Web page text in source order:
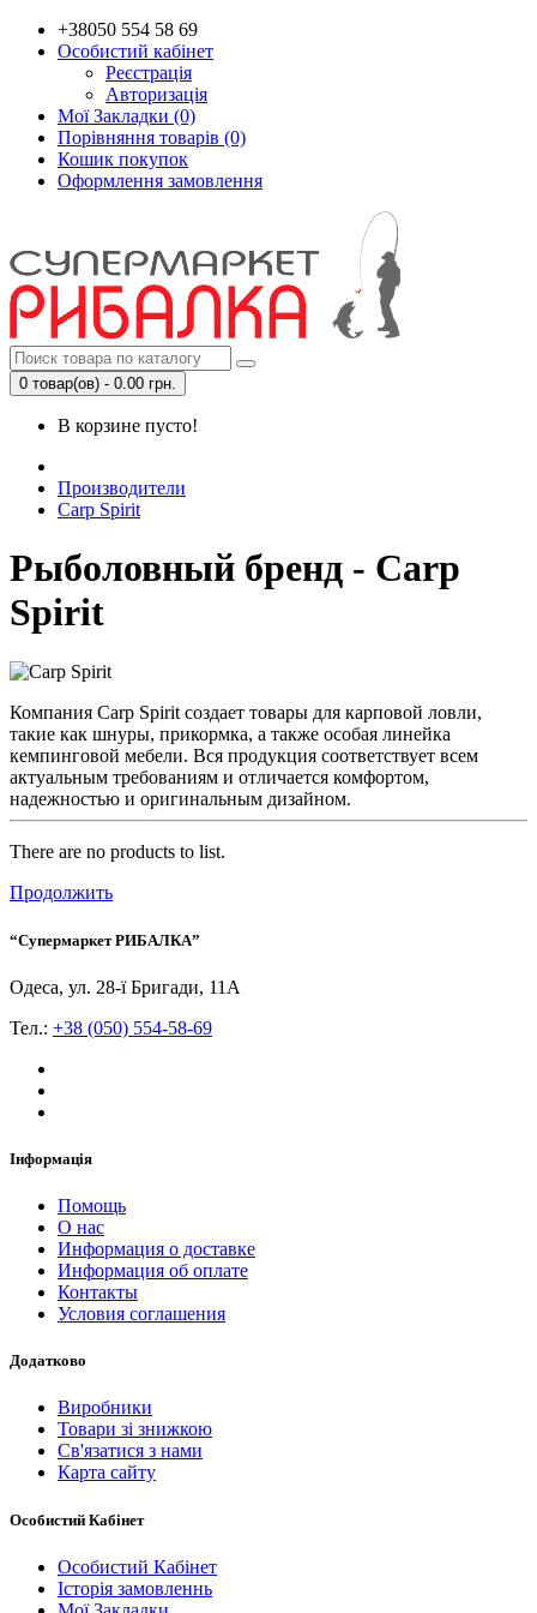
+38050 554 58 69
Особистий кабінет
Реєстрація
Авторизація
Мої Закладки (0)
Порівняння товарів (0)
Кошик покупок
Оформлення замовлення
0 товар(ов) - 0.00 грн.
В корзине пусто!
Производители
Carp Spirit
Рыболовный бренд - Carp
Spirit
Компания Carp Spirit создает товары для карповой ловли,
такие как шнуры, прикормка, а также особая линейка
кемпинговой мебели. Вся продукция соответствует всем
актуальным требованиям и отличается комфортом,
надежностью и оригинальным дизайном.
There are no products to list.
Продолжить
“Супермаркет РИБАЛКА”
Одеса, ул. 28-ї Бригади, 11А
Тел.: +38 (050) 554-58-69
Інформація
Помощь
О нас
Информация о доставке
Информация об оплате
Контакты
Условия соглашения
Додатково
Виробники
Товари зі знижкою
Св'язатися з нами
Карта сайту
Особистий Кабінет
Особистий Кабінет
Історія замовленнь